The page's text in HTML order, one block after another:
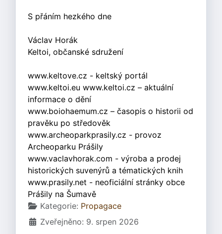
S přáním hezkého dne
Václav Horák
Keltoi, občanské sdružení
www.keltove.cz - keltský portál
www.keltoi.eu www.keltoi.cz – aktuální
informace o dění
www.boiohaemum.cz – časopis o historii od
pravěku po středověk
www.archeoparkprasily.cz - provoz
Archeoparku Prášily
www.vaclavhorak.com - výroba a prodej
historických suvenýrů a tématických knih
www.prasily.net - neoficiální stránky obce
Prášily na Šumavě
Základní údaje
Kategorie: Propagace
Zveřejněno: 9. srpen 2026